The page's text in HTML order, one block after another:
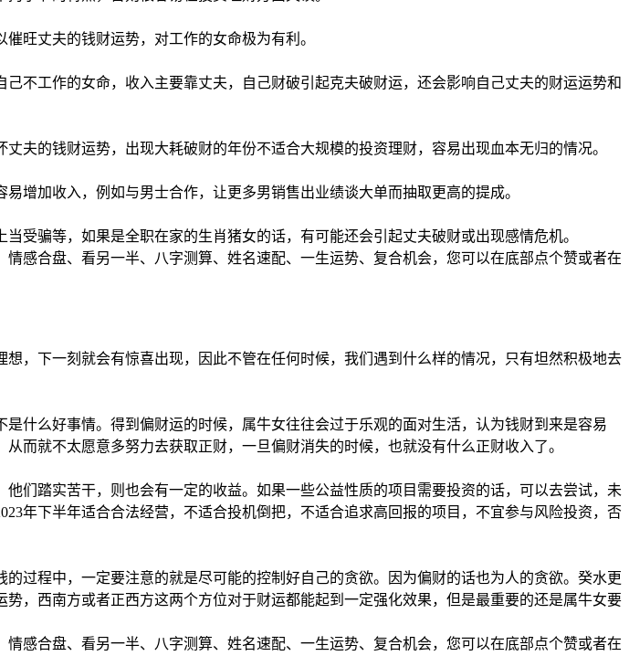
旺丈夫的钱财运势，对工作的女命极为有利。
不工作的女命，收入主要靠丈夫，自己财破引起克夫破财运，还会影响自己丈夫的财运运势和
夫的钱财运势，出现大耗破财的年份不适合大规模的投资理财，容易出现血本无归的情况。
增加收入，例如与男士合作，让更多男销售出业绩谈大单而抽取更高的提成。
受骗等，如果是全职在家的生肖猪女的话，有可能还会引起丈夫破财或出现感情危机。
感合盘、看另一半、八字测算、姓名速配、一生运势、复合机会，您可以在底部点个赞或者在
，下一刻就会有惊喜出现，因此不管在任何时候，我们遇到什么样的情况，只有坦然积极地去
什么好事情。得到偏财运的时候，属牛女往往会过于乐观的面对生活，认为钱财到来是容易
而就不太愿意多努力去获取正财，一旦偏财消失的时候，也就没有什么正财收入了。
们踏实苦干，则也会有一定的收益。如果一些公益性质的项目需要投资的话，可以去尝试，未
年下半年适合合法经营，不适合投机倒把，不适合追求高回报的项目，不宜参与风险投资，否
过程中，一定要注意的就是尽可能的控制好自己的贪欲。因为偏财的话也为人的贪欲。癸水更
，西南方或者正西方这两个方位对于财运都能起到一定强化效果，但是最重要的还是属牛女要
感合盘、看另一半、八字测算、姓名速配、一生运势、复合机会，您可以在底部点个赞或者在